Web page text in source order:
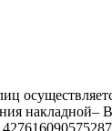
накладной–